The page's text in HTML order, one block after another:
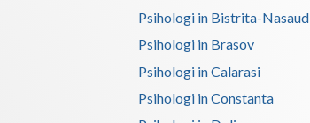
Vrancea
Psihologi in Bistrita-Nasaud
Psihologi in Brasov
Psihologi in Calarasi
Psihologi in Constanta